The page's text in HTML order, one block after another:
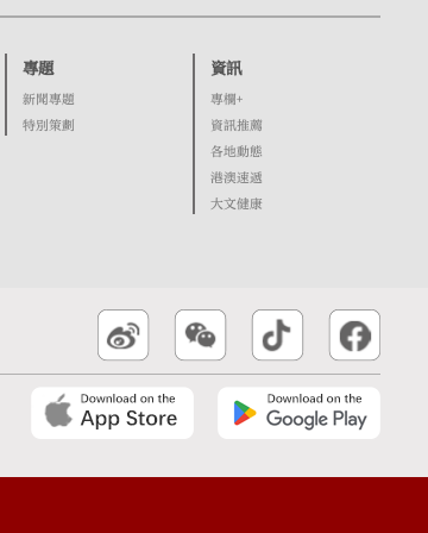
專題
新聞專題
特別策劃
資訊
專欄+
資訊推薦
各地動態
港澳速遞
大文健康